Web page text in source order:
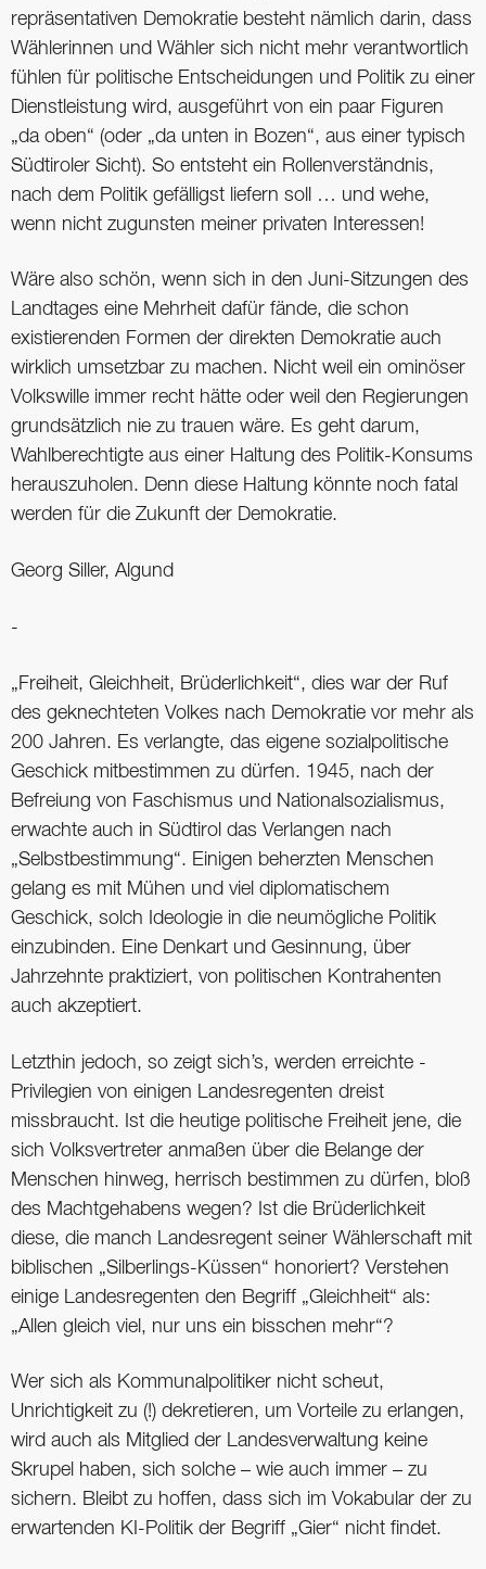
repräsentativen Demokratie besteht nämlich darin, dass
Wählerinnen und Wähler sich nicht mehr verantwortlich
fühlen für politische Entscheidungen und Politik zu einer
Dienstleistung wird, ausgeführt von ein paar Figuren
„da oben“ (oder „da unten in Bozen“, aus einer typisch
Südtiroler Sicht). So entsteht ein Rollenverständnis,
nach dem Politik gefälligst liefern soll … und wehe,
wenn nicht zugunsten meiner privaten Interessen!
Wäre also schön, wenn sich in den Juni-Sitzungen des
Landtages eine Mehrheit dafür fände, die schon
existierenden Formen der direkten Demokratie auch
wirklich umsetzbar zu machen. Nicht weil ein ominöser
Volkswille immer recht hätte oder weil den Regierungen
grundsätzlich nie zu trauen wäre. Es geht darum,
Wahlberechtigte aus einer Haltung des Politik-Konsums
herauszuholen. Denn diese Haltung könnte noch fatal
werden für die Zukunft der Demokratie.
Georg Siller, Algund
-
„Freiheit, Gleichheit, ­Brüderlichkeit“, dies war der Ruf
des geknechteten Volkes nach Demokratie vor mehr als
200 Jahren. Es verlangte, das eigene sozialpolitische
Geschick mitbestimmen zu dürfen. 1945, nach der
Befreiung von Faschismus und National­sozialismus,
erwachte auch in Südtirol das Verlangen nach
„Selbstbestimmung“. Einigen beherzten ­Menschen
gelang es mit Mühen und viel ­diplomatischem
Geschick, solch Ideologie in die neumögliche Politik
einzubinden. Eine Denkart und Gesinnung, über
Jahrzehnte praktiziert, von politischen Kontrahenten
auch akzeptiert.
Letzthin jedoch, so zeigt sich’s, werden erreichte ­
Privilegien von einigen Landesregenten dreist
missbraucht. Ist die heutige politische Freiheit jene, die
sich Volksvertreter anmaßen über die Belange der
Menschen hinweg, herrisch bestimmen zu dürfen, bloß
des Machtgehabens wegen? Ist die Brüderlichkeit
diese, die manch Landesregent seiner Wählerschaft mit
­biblischen „Silberlings-­Küssen“ honoriert? Verstehen
einige Landes­regenten den Begriff ­„Gleichheit“ als:
„Allen gleich viel, nur uns ein bisschen mehr“?
Wer sich als Kommunal­politiker nicht scheut,
Unrichtigkeit zu (!) ­dekre­tieren, um Vorteile zu ­erlangen,
wird auch als ­Mitglied der Landesver­waltung keine
Skrupel haben, sich solche – wie auch immer – zu
sichern. Bleibt zu hoffen, dass sich im Vokabular der zu
erwartenden KI-Politik der Begriff „Gier“ nicht findet.